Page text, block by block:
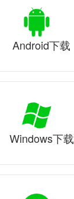
Android下载
Windows下载